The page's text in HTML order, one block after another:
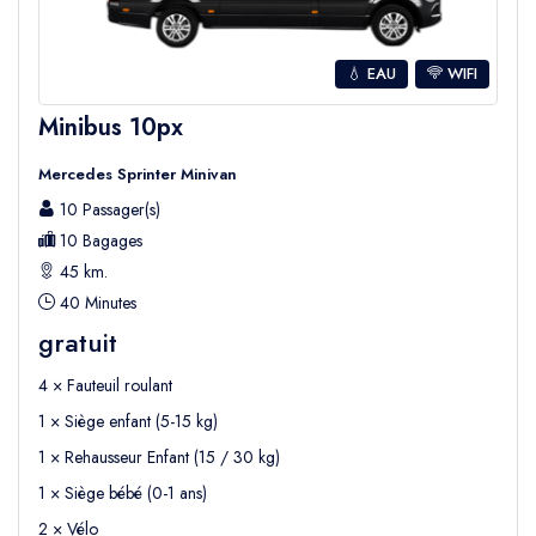
se rendant dans la même région. La navette
peut effectuer plusieurs arrêts dans différents
Cette option vous permet de voyager
coûts de transport
Transfert privé vers Belek
Le transfert privé offre
voyage plus rapide et plus confortable
Votre véhicule privé et votre chauffeur vous
attendront à l’aéroport et vous conduiront
directement à votre hôtel à Belek sans
arrêts supplémentaires
Cette option est idéale pour
💧 EAU WIFI
Minibus 10px
Mercedes Sprinter Minivan
10 Passager(s)
10 Bagages
45 km.
40 Minutes
gratuit
4 × Fauteuil roulant
1 × Siège enfant (5-15 kg)
1 × Rehausseur Enfant (15 / 30 kg)
1 × Siège bébé (0-1 ans)
2 × Vélo